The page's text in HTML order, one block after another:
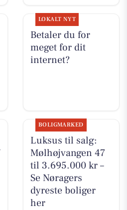
LOKALT NYT
Betaler du for
meget for dit
internet?
BOLIGMARKED
Luksus til salg:
Mølhøjvangen 47
til 3.695.000 kr –
Se Nøragers
dyreste boliger
her